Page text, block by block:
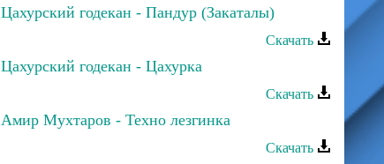
Цахурский годекан - Пандур (Закаталы)
Скачать
Цахурский годекан - Цахурка
Скачать
Амир Мухтаров - Техно лезгинка
Скачать